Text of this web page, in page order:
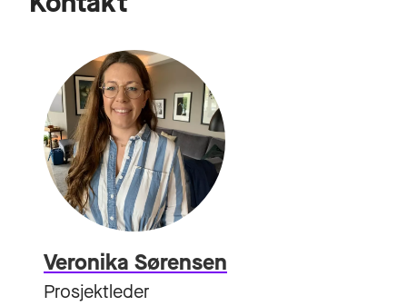
Veronika Sørensen
Prosjektleder